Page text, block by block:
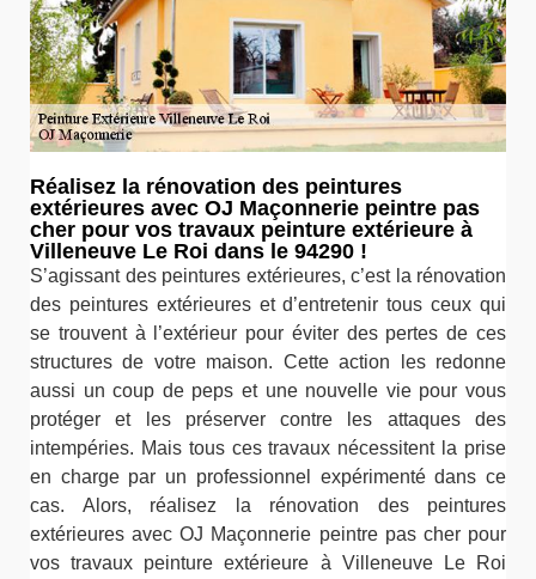
Réalisez la rénovation des peintures
extérieures avec OJ Maçonnerie peintre pas
cher pour vos travaux peinture extérieure à
Villeneuve Le Roi dans le 94290 !
S’agissant des peintures extérieures, c’est la rénovation
des peintures extérieures et d’entretenir tous ceux qui
se trouvent à l’extérieur pour éviter des pertes de ces
structures de votre maison. Cette action les redonne
aussi un coup de peps et une nouvelle vie pour vous
protéger et les préserver contre les attaques des
intempéries. Mais tous ces travaux nécessitent la prise
en charge par un professionnel expérimenté dans ce
cas. Alors, réalisez la rénovation des peintures
extérieures avec OJ Maçonnerie peintre pas cher pour
vos travaux peinture extérieure à Villeneuve Le Roi